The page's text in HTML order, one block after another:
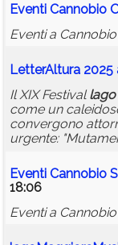
Eventi Cannobio
Eventi a
LetterAltura 2025
Il XIX Festivallago
come un
convergono
urgente:
Eventi Cannobio
18:06
Eventi a